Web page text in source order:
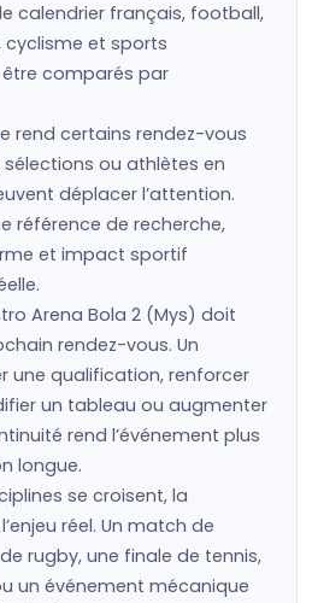
calendrier français, football,
cyclisme et sports
comparés par
rend certains rendez-vous
sélections ou athlètes en
déplacer l’attention.
référence de recherche,
et impact sportif
Arena Bola 2 (Mys) doit
rendez-vous. Un
une qualification, renforcer
un tableau ou augmenter
rend l’événement plus
longue.
se croisent, la
réel. Un match de
rugby, une finale de tennis,
un événement mécanique